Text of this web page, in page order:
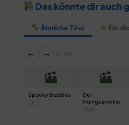
Das könnte dir auch
Ähnliche Titel Für
← → 10 Titel
Spooky Buddies
2011
Der
Honigsammler
1949